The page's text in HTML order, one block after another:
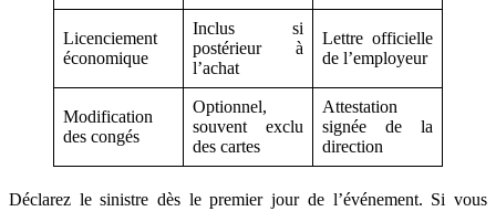
Licenciement
économique
Inclus si
postérieur à
l’achat
Lettre officielle
de l’employeur
Modification
des congés
Optionnel,
souvent exclu
des cartes
Attestation
signée de la
direction
Déclarez le sinistre dès le premier jour de l’événement. Si vous